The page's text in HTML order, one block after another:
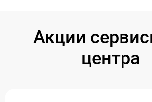
Акции
центра